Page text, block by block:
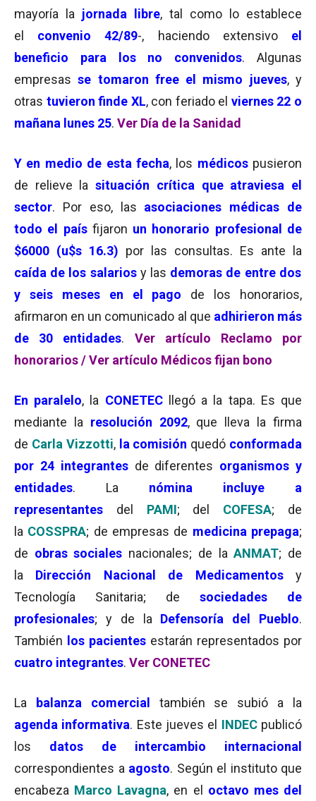
mayoría la jornada libre, tal como lo establece
el convenio 42/89-, haciendo extensivo el
beneficio para los no convenidos. Algunas
empresas se tomaron free el mismo jueves, y
otras tuvieron finde XL, con feriado el viernes 22 o
mañana lunes 25. Ver Día de la Sanidad
Y en medio de esta fecha, los médicospusieron
de relieve la situación crítica que atraviesa el
sector. Por eso, las asociaciones médicas de
todo el paísfijaron un honorario profesional de
$6000 (u$s 16.3) por las consultas. Es ante la
caída de los salariosy las demoras de entre dos
y seis meses en el pago de los honorarios,
afirmaron en un comunicado al que adhirieron más
de 30 entidades. Ver artículo Reclamo por
honorarios/Ver artículo Médicos fijan bono
En paralelo, la CONETECllegó a la tapa. Es que
mediante la resolución 2092, que lleva la firma
de Carla Vizzotti, la comisión quedó conformada
por 24 integrantesde diferentes organismos y
entidades. La nómina incluye a
representantes
del PAMI; del COFESA; de
la COSSPRA; de empresas de medicina prepaga;
de obras sociales nacionales; de laANMAT; de
la Dirección Nacional de Medicamentosy
Tecnología Sanitaria; de sociedades de
profesionales; y de la Defensoría del Pueblo.
También
los pacientes estarán representados por
cuatro integrantes. Ver CONETEC
La balanza comercial
también se subió a la
agenda informativa. Este jueves el INDECpublicó
los datos de intercambio internacional
correspondientes a agosto. Según el instituto que
encabeza Marco Lavagna, en el octavo mes del